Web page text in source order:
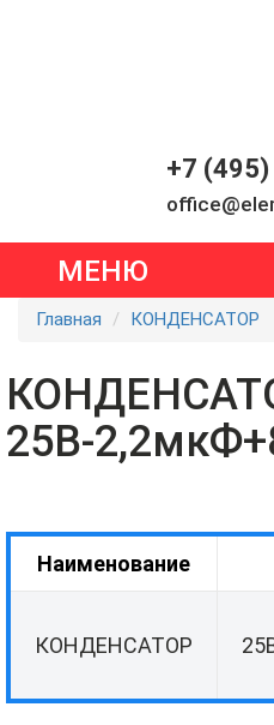
+7
МЕНЮ
Главная КОНДЕНСАТОР
25В-
Наименование
КОНДЕНСАТОР